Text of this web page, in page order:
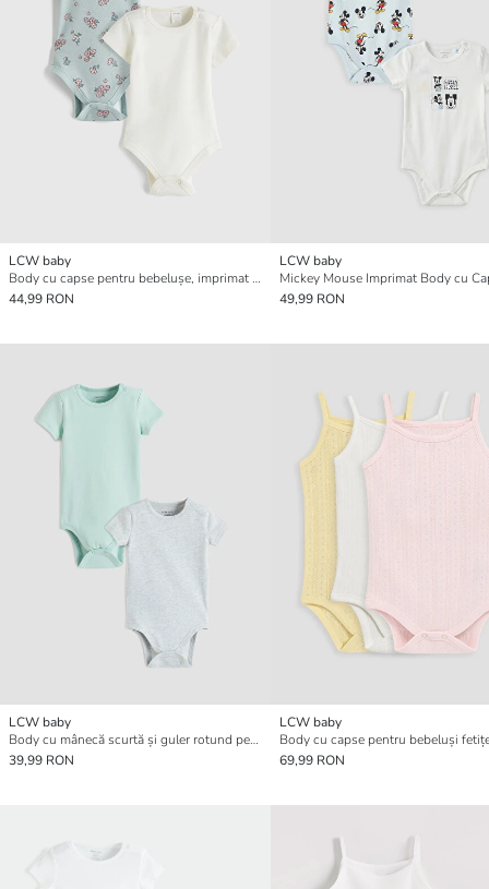
LCW baby
Body cu capse pentru bebelușe, imprimat floral, set de 2 bucăți
44,99 RON
LCW baby
49,99 RON
LCW baby
Body cu mânecă scurtă și guler rotund pentru bebeluși băieți, set de 2
39,99 RON
LCW baby
69,99 RON